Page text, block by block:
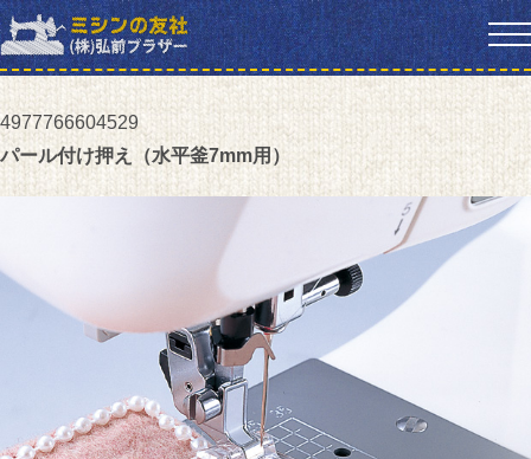
4977766604529
パール付け押え（水平釜7mm用）